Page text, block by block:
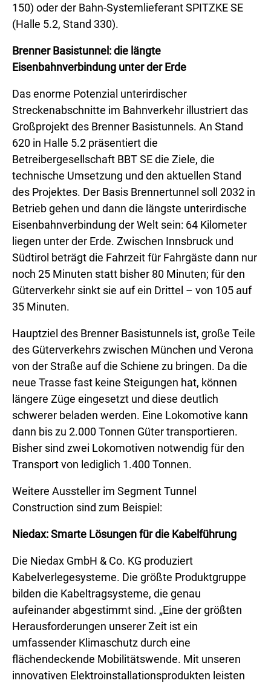
150) oder der Bahn-Systemlieferant SPITZKE SE
(Halle 5.2, Stand 330).
Brenner Basistunnel: die längte
Eisenbahnverbindung unter der Erde
Das enorme Potenzial unterirdischer
Streckenabschnitte im Bahnverkehr illustriert das
Großprojekt des Brenner Basistunnels. An Stand
620 in Halle 5.2 präsentiert die
Betreibergesellschaft BBT SE die Ziele, die
technische Umsetzung und den aktuellen Stand
des Projektes. Der Basis Brennertunnel soll 2032 in
Betrieb gehen und dann die längste unterirdische
Eisenbahnverbindung der Welt sein: 64 Kilometer
liegen unter der Erde. Zwischen Innsbruck und
Südtirol beträgt die Fahrzeit für Fahrgäste dann nur
noch 25 Minuten statt bisher 80 Minuten; für den
Güterverkehr sinkt sie auf ein Drittel – von 105 auf
35 Minuten.
Hauptziel des Brenner Basistunnels ist, große Teile
des Güterverkehrs zwischen München und Verona
von der Straße auf die Schiene zu bringen. Da die
neue Trasse fast keine Steigungen hat, können
längere Züge eingesetzt und diese deutlich
schwerer beladen werden. Eine Lokomotive kann
dann bis zu 2.000 Tonnen Güter transportieren.
Bisher sind zwei Lokomotiven notwendig für den
Transport von lediglich 1.400 Tonnen.
Weitere Aussteller im Segment Tunnel
Construction sind zum Beispiel:
Niedax: Smarte Lösungen für die Kabelführung
Die Niedax GmbH & Co. KG produziert
Kabelverlegesysteme. Die größte Produktgruppe
bilden die Kabeltragsysteme, die genau
aufeinander abgestimmt sind. „Eine der größten
Herausforderungen unserer Zeit ist ein
umfassender Klimaschutz durch eine
flächendeckende Mobilitätswende. Mit unseren
innovativen Elektroinstallationsprodukten leisten